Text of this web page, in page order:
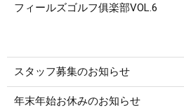
フィールズゴルフ俱楽部VOL.6
スタッフ募集のお知らせ
年末年始お休みのお知らせ